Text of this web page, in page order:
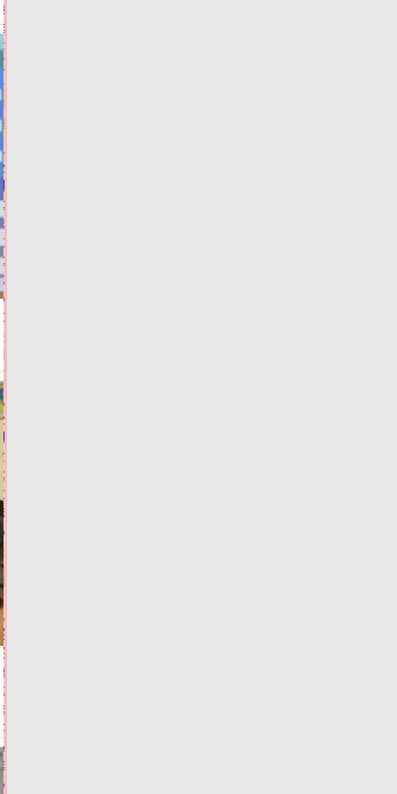
кандидата
в
депутаты
Госдумы
06.08.2026,
ФОТО
ВЫБОРЫ
Жителей
Тверской
области
экстренно
предупредили
о
резком
ухудшении
погоды
06.08.2026,
15:20
ФОТО
ПОГОДА
Житель
Твери
попался
с
поддельным
водительским
удостоверением
06.08.2026,
15:02
ФОТО
ЗАКОН И
ПОРЯДОК
Алёна
Аршинова
заявила
о
важности
доступности
медпомощи
в
условиях